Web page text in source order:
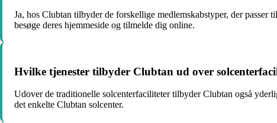
Ja, hos Clubtan tilbyder de forskellige medlemskabstyper, der passer
besøge deres hjemmeside og tilmelde dig online.
Hvilke tjenester tilbyder Clubtan ud over
Udover de traditionelle solcenterfaciliteter tilbyder Clubtan også
det enkelte Clubtan solcenter.